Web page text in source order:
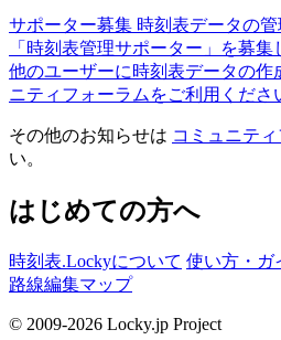
サポーター募集 時刻表データの
「時刻表管理サポーター」を募集
他のユーザーに時刻表データの作
ニティフォーラムをご利用くださ
その他のお知らせは コミュニテ
い。
はじめての方へ
時刻表.Lockyについて 使い方・ガ
路線編集マップ
© 2009-2026 Locky.jp Project